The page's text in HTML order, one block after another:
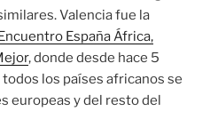
Valencia fue la
España África,
, donde desde hace 5
los países africanos se
europeas y del resto del